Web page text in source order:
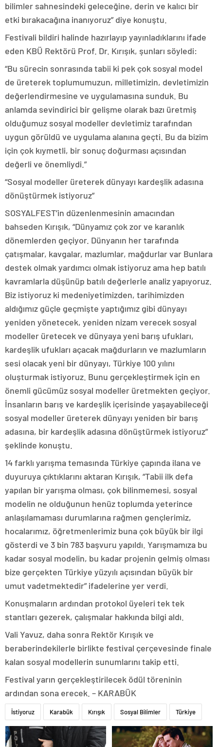
bilimler sahnesindeki geleceğine, derin ve kalıcı bir
etki bırakacağına inanıyoruz” diye konuştu.
Festivali bildiri halinde hazırlayıp yayınladıklarını ifade
eden KBÜ Rektörü Prof. Dr. Kırışık, şunları söyledi:
“Bu sürecin sonrasında tabii ki pek çok sosyal model
de üreterek toplumumuzun, milletimizin, devletimizin
değerlendirmesine ve uygulamasına sunduk. Bu
anlamda sevindirici bir gelişme olarak bazı üretmiş
olduğumuz sosyal modeller devletimiz tarafından
uygun görüldü ve uygulama alanına geçti. Bu da bizim
için çok kıymetli, bir sonuç doğurması açısından
değerli ve önemliydi.”
“Sosyal modeller üreterek dünyayı kardeşlik adasına
dönüştürmek istiyoruz”
SOSYALFEST’in düzenlenmesinin amacından
bahseden Kırışık, “Dünyamız çok zor ve karanlık
dönemlerden geçiyor. Dünyanın her tarafında
çatışmalar, kavgalar, mazlumlar, mağdurlar var Bunlara
destek olmak yardımcı olmak istiyoruz ama hep batılı
kavramlarla düşünüp batılı değerlerle analiz yapıyoruz.
Biz istiyoruz ki medeniyetimizden, tarihimizden
aldığımız güçle geçmişte yaptığımız gibi dünyayı
yeniden yönetecek, yeniden nizam verecek sosyal
modeller üretecek ve dünyaya yeni barış ufukları,
kardeşlik ufukları açacak mağdurların ve mazlumların
sesi olacak yeni bir dünyayı, Türkiye 100 yılını
oluşturmak istiyoruz. Bunu gerçekleştirmek için en
önemli gücümüz sosyal modeller üretmekten geçiyor.
İnsanların barış ve kardeşlik içerisinde yaşayabileceği
sosyal modeller üreterek dünyayı yeniden bir barış
adasına, bir kardeşlik adasına dönüştürmek istiyoruz”
şeklinde konuştu.
14 farklı yarışma temasında Türkiye çapında ilana ve
duyuruya çıktıklarını aktaran Kırışık, “Tabii ilk defa
yapılan bir yarışma olması, çok bilinmemesi, sosyal
modelin ne olduğunun henüz toplumda yeterince
anlaşılamaması durumlarına rağmen gençlerimiz,
hocalarımız, öğretmenlerimiz buna çok büyük bir ilgi
gösterdi ve 3 bin 783 başvuru yapıldı. Yarışmamıza bu
kadar sosyal modelin, bu kadar projenin gelmiş olması
bize gerçekten Türkiye yüzyılı açısından büyük bir
umut vadetmektedir” ifadelerine yer verdi.
Konuşmaların ardından protokol üyeleri tek tek
stantları gezerek, çalışmalar hakkında bilgi aldı.
Vali Yavuz, daha sonra Rektör Kırışık ve
beraberindekilerle birlikte festival çerçevesinde finale
kalan sosyal modellerin sunumlarını takip etti.
Festival yarın gerçekleştirilecek ödül töreninin
ardından sona erecek. – KARABÜK
İstiyoruz Karabük Kırışık Sosyal Bilimler Türkiye